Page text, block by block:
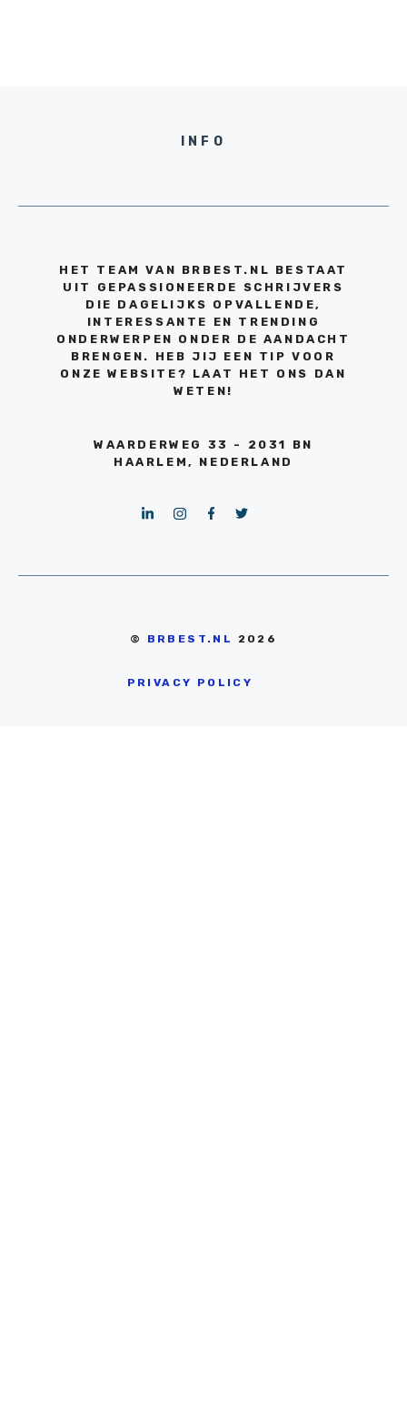
INFO
HET TEAM VAN BRBEST.NL BESTAAT
UIT GEPASSIONEERDE SCHRIJVERS
DIE DAGELIJKS OPVALLENDE,
INTERESSANTE EN TRENDING
ONDERWERPEN ONDER DE AANDACHT
BRENGEN. HEB JIJ EEN TIP VOOR
ONZE WEBSITE? LAAT HET ONS DAN
WETEN!
WAARDERWEG 33 - 2031 BN
HAARLEM, NEDERLAND
© BRBEST.NL 2026
PRIVACY POLICY